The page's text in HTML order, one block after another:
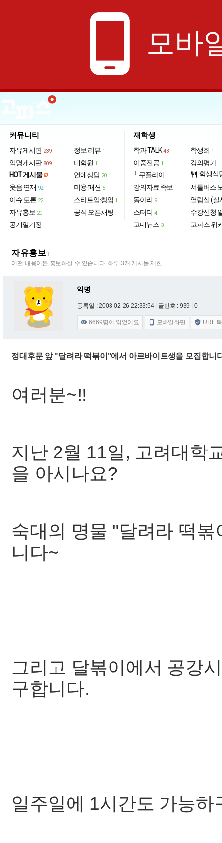
phone_android 모바
커뮤니티
자유게시판 239
익명게시판 809
HOT 게시물
웃음·연재 92
이슈·토론 22
자유홍보 20
공개일기장
정보·리뷰 1
대학원 1
연애상담 20
미용·패션 5
스타트업·창업 1
공식 오픈채팅
재학생
학과 TALK 48
이중전공 1
└ 쿠플라이
강의자료·족보
동아리 9
스터디 4
고대뉴스 3
학생회 1
강의평가
restaurant 학생식
셔틀버스
열람실 (실
수강신청
고파스 위
자유홍보 F
어떤 내용이든 홍보하실 수 있습니다. 하루 3개 게시물 제한.
익명
등록일 : 2008-02-26 22:33:54 | 글번호 : 939 | 0
 6669명이 읽었어요  모바일화면  URL
정대후문 앞 "달려라 떡볶이"에서 아르바이트생을 모집합니
여러분~!!
지난 2월 11일, 고려대학
을 아시나요?
숙대의 명물 "달려라 떡
니다~
그리고 달볶이에서 공강
구합니다.
일주일에 1시간도 가능하